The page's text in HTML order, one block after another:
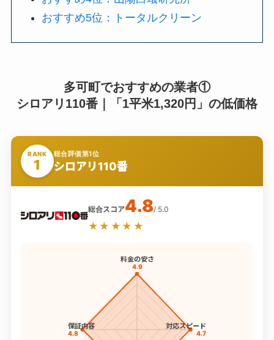
おすすめ5位：トータルクリーン
多可町でおすすめの業者①
シロアリ110番｜「1平米1,320円」の低価格
RANK
1
総合評価第1位
シロアリ110番
総合スコア4.8/ 5.0
★★★★★
料金の安さ
4.9
対応スピード
4.7
保証内容
4.8